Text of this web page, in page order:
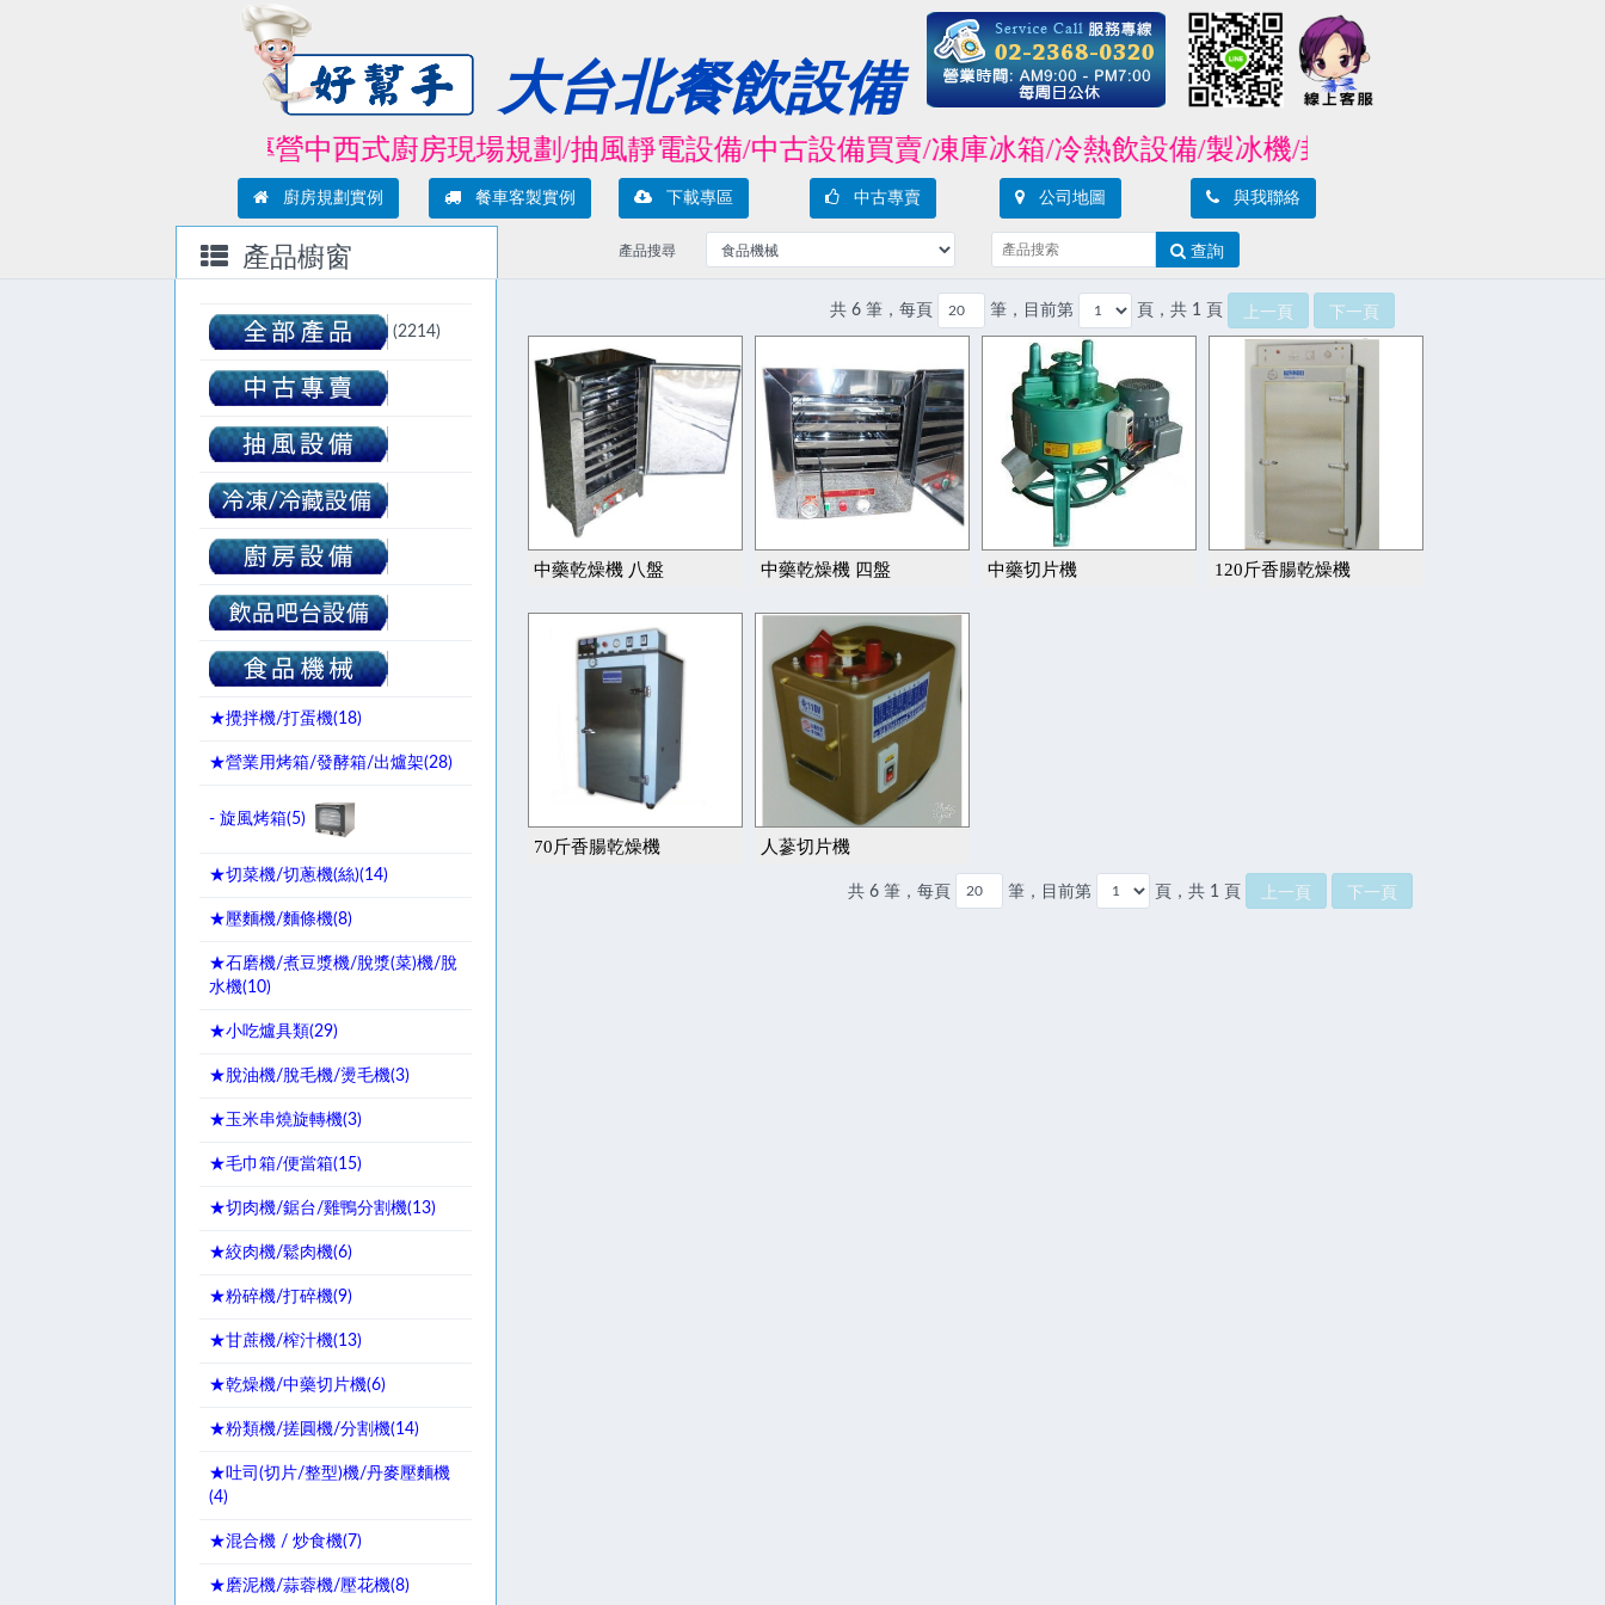
大台北餐飲設備
專營中西式廚房現場規劃/抽風靜電設備/中古設備買賣/凍庫冰箱/冷熱飲設備/製冰機/封口機/攪拌機/爐具/烤
廚房規劃實例 餐車客製實例 下載專區 中古專賣 公司地圖 與我聯絡
產品櫥窗 產品搜尋 查詢
(2214)
★攪拌機/打蛋機(18)
★營業用烤箱/發酵箱/出爐架(28)
- 旋風烤箱(5)
★切菜機/切蔥機(絲)(14)
★壓麵機/麵條機(8)
★石磨機/煮豆漿機/脫漿(菜)機/脫
水機(10)
★小吃爐具類(29)
★脫油機/脫毛機/燙毛機(3)
★玉米串燒旋轉機(3)
★毛巾箱/便當箱(15)
★切肉機/鋸台/雞鴨分割機(13)
★絞肉機/鬆肉機(6)
★粉碎機/打碎機(9)
★甘蔗機/榨汁機(13)
★乾燥機/中藥切片機(6)
★粉類機/搓圓機/分割機(14)
★吐司(切片/整型)機/丹麥壓麵機
(4)
★混合機 / 炒食機(7)
★磨泥機/蒜蓉機/壓花機(8)
共 6 筆，每頁 筆，目前第 頁，共 1 頁 上一頁 下一頁
中藥乾燥機 八盤 中藥乾燥機 四盤 中藥切片機 120斤香腸乾燥機
70斤香腸乾燥機 人蔘切片機
共 6 筆，每頁 筆，目前第 頁，共 1 頁 上一頁 下一頁